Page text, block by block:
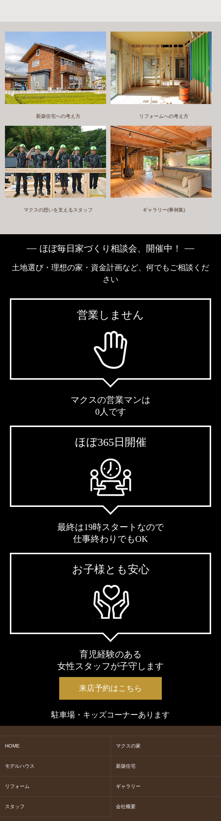
新築住宅への考え方 リフォームへの考え方
マクスの想いを支えるスタッフ ギャラリー(事例集)
ほぼ毎日家づくり相談会、開催中！
土地選び・理想の家・資金計画など、何でもご相談くだ
さい
営業しません
マクスの営業マンは
0人です
ほぼ365日開催
最終は19時スタートなので
仕事終わりでもOK
お子様とも安心
育児経験のある
女性スタッフが子守します
来店予約はこちら
駐車場・キッズコーナーあります
HOME マクスの家
モデルハウス 新築住宅
リフォーム ギャラリー
スタッフ 会社概要